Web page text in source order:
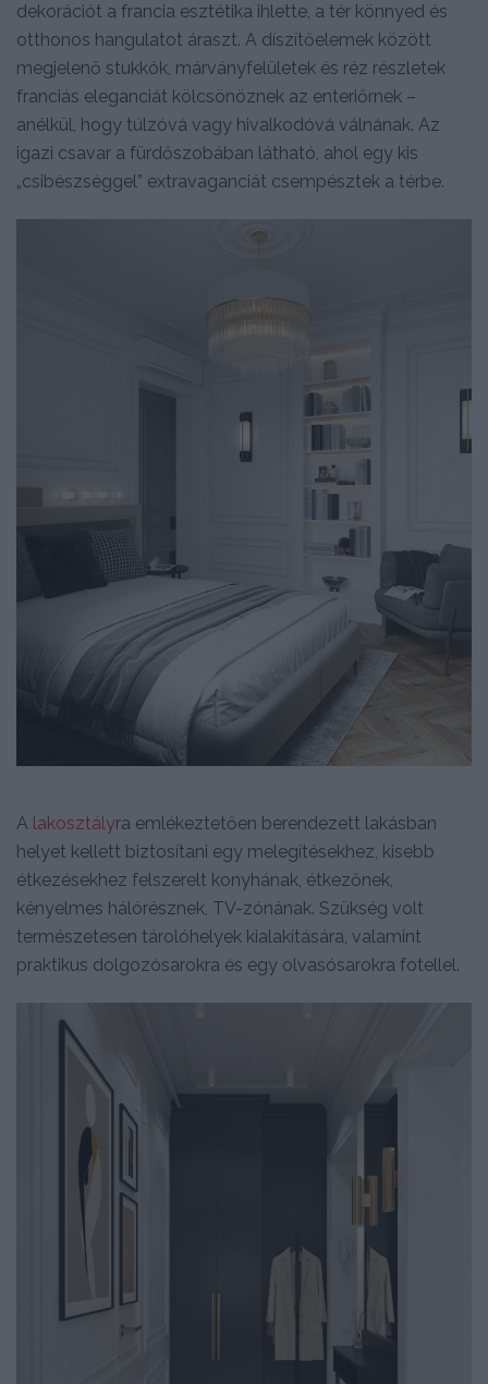
dekorációt a francia esztétika ihlette, a tér könnyed és
otthonos hangulatot áraszt. A díszítőelemek között
megjelenő stukkók, márványfelületek és réz részletek
franciás eleganciát kölcsönöznek az enteriőrnek –
anélkül, hogy túlzóvá vagy hivalkodóvá válnának. Az
igazi csavar a fürdőszobában látható, ahol egy kis
„csibészséggel” extravaganciát csempésztek a térbe.
A lakosztályra emlékeztetően berendezett lakásban
helyet kellett biztosítani egy melegítésekhez, kisebb
étkezésekhez felszerelt konyhának, étkezőnek,
kényelmes hálórésznek, TV-zónának. Szükség volt
természetesen tárolóhelyek kialakítására, valamint
praktikus dolgozósarokra és egy olvasósarokra fotellel.